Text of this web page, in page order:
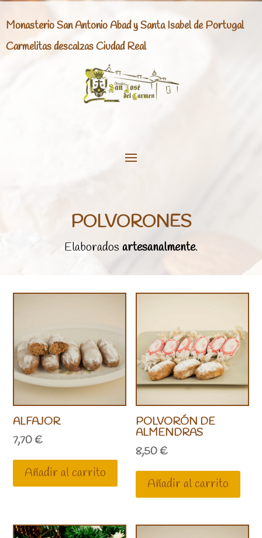
Monasterio San Antonio Abad y Santa Isabel de Portugal
Carmelitas descalzas Ciudad Real
POLVORONES
Elaborados artesanalmente.
ALFAJOR
7,70€
Añadir al carrito
POLVORÓN DE
ALMENDRAS
8,50€
Añadir al carrito